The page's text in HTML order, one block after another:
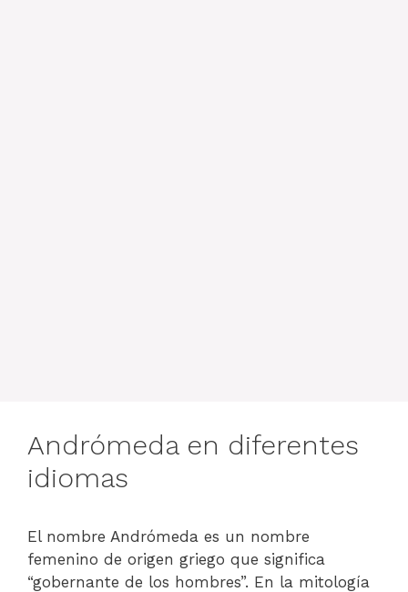
Andrómeda en diferentes
idiomas
El nombre Andrómeda es un nombre
femenino de origen griego que significa
“gobernante de los hombres”. En la mitología